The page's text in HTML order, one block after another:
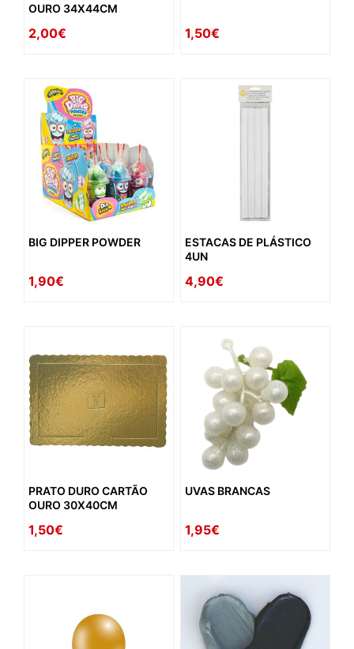
OURO 34X44CM
2,00€ 1,50€
BIG DIPPER POWDER
1,90€
ESTACAS DE PLÁSTICO
4UN
4,90€
PRATO DURO CARTÃO
OURO 30X40CM
1,50€
UVAS BRANCAS
1,95€